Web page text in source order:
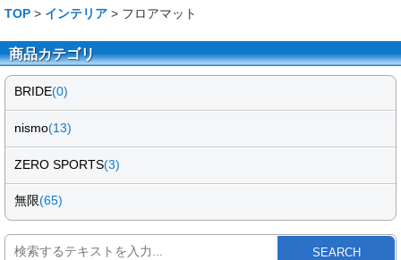
TOP > インテリア > フロアマット
商品カテゴリ
BRIDE(0)
nismo(13)
ZERO SPORTS(3)
無限(65)
SEARCH